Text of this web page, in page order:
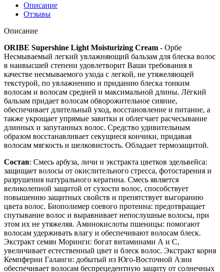
Описание
Отзывы
Описание
ORIBE Supershine Light Moisturizing Cream - Орбе
Несмываемый легкий увлажняющий бальзам для блеска волос
в наивысшей степени удовлетворит Ваши требования в
качестве несмываемого ухода c легкой, не утяжеляющей
текстурой, по увлажнению и приданию блеска тонким
волосам и волосам средней и максимальной длины. Лёгкий
бальзам придает волосам обворожительное сияние,
обеспечивает длительный уход, восстановление и питание, а
также укрощает упрямые завитки и облегчает расчесывание
длинных и запутанных волос. Средство удивительным
образом восстанавливает секущиеся кончики, придавая
волосам мягкость и шелковистость. Обладает термозащитой.
Состав: Смесь арбуза, личи и экстракта цветков эдельвейса:
защищает волосы от окислительного стресса, фотостарения и
разрушения натурального кератина. Смесь является
великолепной защитой от сухости волос, способствует
повышению защитных свойств и препятствует выгоранию
цвета волос. Биополимер соевого протеина: предотвращает
спутывание волос и выравнивает непослушные волосы, при
этом их не утяжеляя. Аминокислоты пшеницы: помогают
волосам удерживать влагу и обеспечивают волосам блеск.
Экстракт семян Моринги: богат витаминами А и С,
увеличивает естественный цвет и блеск волос. Экстракт корня
Кемпферии Галанги: добытый из Юго-Восточной Азии
обеспечивает волосам беспрецедентную защиту от солнечных